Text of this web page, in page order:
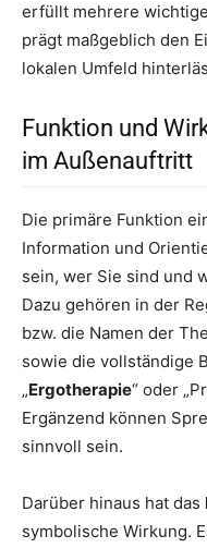
erfüllt mehrere
prägt maßgeblich den
lokalen Umfeld
Funktion und
im Außenauftritt
Die primäre Funktion
Information und
sein, wer Sie sind und
Dazu gehören in der
bzw. die Namen der
sowie die vollständige
„Ergotherapie“ oder
Ergänzend können
sinnvoll sein.
Darüber hinaus hat das
symbolische Wirkung.